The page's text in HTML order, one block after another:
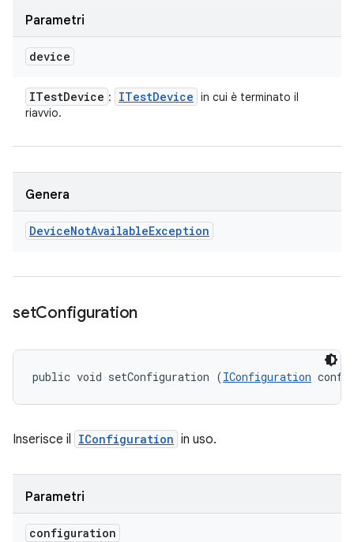
Parametri
device
ITestDevice : ITestDevice in cui è terminato il
riavvio.
Genera
DeviceNotAvailableException
setConfiguration
public void setConfiguration (IConfiguration
Inserisce il IConfiguration in uso.
Parametri
configuration